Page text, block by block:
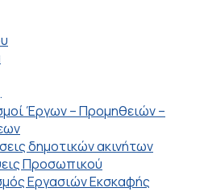
Έργων – Προμηθειών –
δημοτικών ακινήτων
Προσωπικού
Εργασιών Εκσκαφής